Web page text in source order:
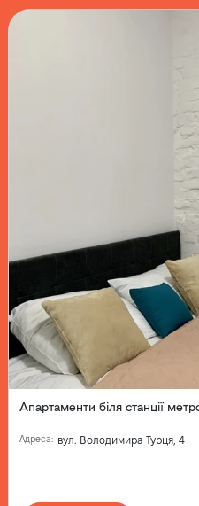
Апартаменти біля станції
Адреса: вул. Володимира Турця, 4